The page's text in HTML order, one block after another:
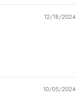
12/18/2024
10/05/2024